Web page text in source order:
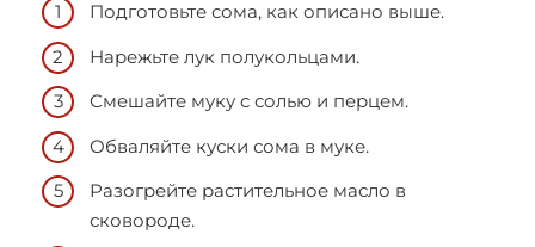
Подготовьте сома, как описано выше.
Нарежьте лук полукольцами.
Смешайте муку с солью и перцем.
Обваляйте куски сома в муке.
Разогрейте растительное масло в
сковороде.